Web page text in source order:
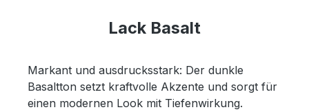
Lack Basalt
Markant und ausdrucksstark: Der dunkle
Basaltton setzt kraftvolle Akzente und sorgt für
einen modernen Look mit Tiefenwirkung.